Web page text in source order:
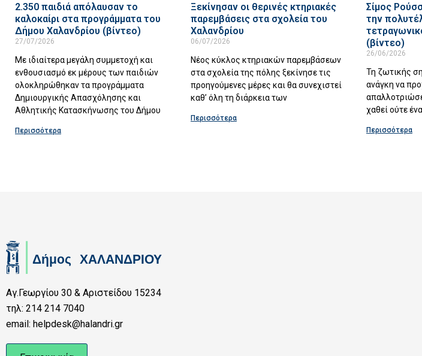
2.350 παιδιά απόλαυσαν το
καλοκαίρι στα προγράμματα του
Δήμου Χαλανδρίου (βίντεο)
27/07/2026
Με ιδιαίτερα μεγάλη συμμετοχή και
ενθουσιασμό εκ μέρους των παιδιών
ολοκληρώθηκαν τα προγράμματα
Δημιουργικής Απασχόλησης και
Αθλητικής Κατασκήνωσης του Δήμου
Περισσότερα
Ξεκίνησαν οι θερινές κτηριακές
παρεμβάσεις στα σχολεία του
Χαλανδρίου
06/07/2026
Νέος κύκλος κτηριακών παρεμβάσεων
στα σχολεία της πόλης ξεκίνησε τις
προηγούμενες μέρες και θα συνεχιστεί
καθ’ όλη τη διάρκεια των
Περισσότερα
Σίμος
την
(βίντεο)
26/06/2026
Τη ζωτικής
ανάγκη να
χαθεί ούτε
Περισσότερα
Αγ.Γεωργίου 30 & Αριστείδου 15234
τηλ: 214 214 7040
email: helpdesk@halandri.gr